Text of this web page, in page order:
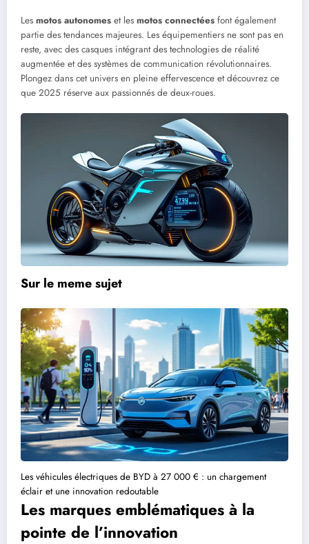
Les motos autonomes et les motos connectées font également
partie des tendances majeures. Les équipementiers ne sont pas en
reste, avec des casques intégrant des technologies de réalité
augmentée et des systèmes de communication révolutionnaires.
Plongez dans cet univers en pleine effervescence et découvrez ce
que 2025 réserve aux passionnés de deux-roues.
Sur le meme sujet
Les véhicules électriques de BYD à 27 000 € : un chargement
éclair et une innovation redoutable
Les marques emblématiques à la
pointe de l’innovation